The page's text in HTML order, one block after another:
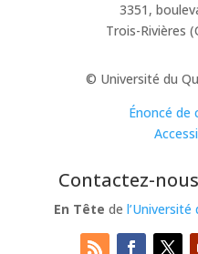
3351,
Trois-Rivières
© Université du
Énoncé de
Contactez-
En Tête de